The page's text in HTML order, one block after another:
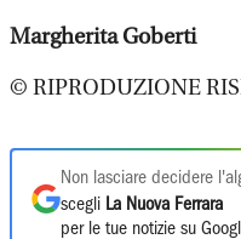
Margherita Goberti
© RIPRODUZIONE
Non lasciare decidere
scegli La Nuova Ferrara
per le tue notizie su